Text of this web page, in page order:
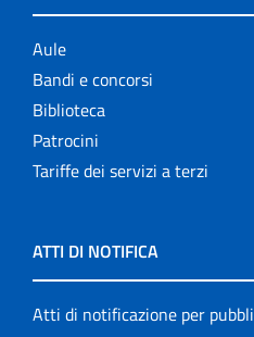
Aule
Bandi e concorsi
Biblioteca
Patrocini
Tariffe dei servizi a terzi
ATTI DI NOTIFICA
Atti di notificazione per